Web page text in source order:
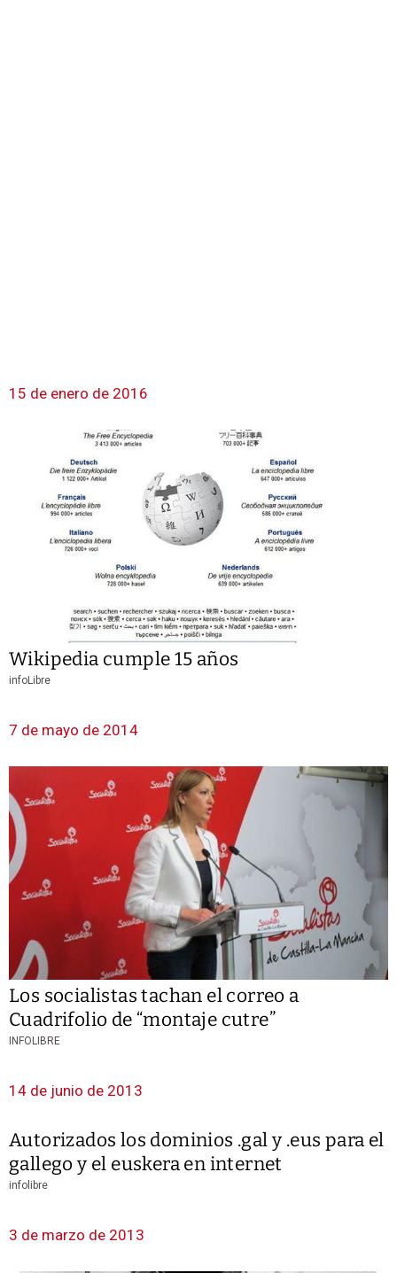
15 de enero de 2016
Wikipedia cumple 15 años
infoLibre
7 de mayo de 2014
Los socialistas tachan el correo a
Cuadrifolio de “montaje cutre”
INFOLIBRE
14 de junio de 2013
Autorizados los dominios .gal y .eus para el
gallego y el euskera en internet
infolibre
3 de marzo de 2013